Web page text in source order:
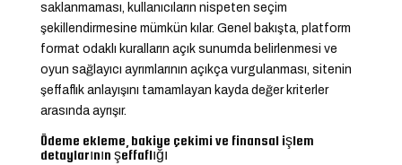
saklanmaması, kullanıcıların nispeten seçim
şekillendirmesine mümkün kılar. Genel bakışta, platform
format odaklı kuralların açık sunumda belirlenmesi ve
oyun sağlayıcı ayrımlarının açıkça vurgulanması, sitenin
şeffaflık anlayışını tamamlayan kayda değer kriterler
arasında ayrışır.
Ödeme ekleme, bakiye çekimi ve finansal işlem
detaylarının şeffaflığı